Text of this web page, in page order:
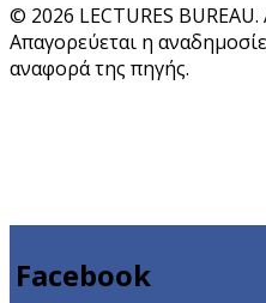
© 2026 LECTURES
Απαγορεύεται η
αναφορά της πηγής.
Facebook